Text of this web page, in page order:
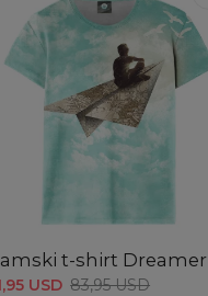
t-shirt Dreamer
USD 83,95 USD